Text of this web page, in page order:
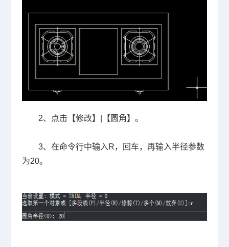
2、点击【修改】 【圆角】。
3、在命令行中输入 R，回车，再输入半径参数
为20。